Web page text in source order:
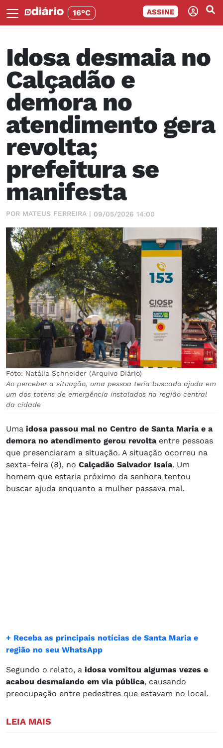
16°C ASSINE
Idosa desmaia no
Calçadão e
demora no
atendimento gera
revolta;
prefeitura se
manifesta
POR MATEUS FERREIRA | 09/05/2026 14:00
Foto: Natália Schneider (Arquivo Diário)
Ao perceber a situação, uma pessoa teria buscado ajuda em
um dos totens de emergência instalados na região central
da cidade
Uma idosa passou mal no Centro de Santa Maria e a
demora no atendimento gerou revolta entre pessoas
que presenciaram a situação. A situação ocorreu na
sexta-feira (8), no Calçadão Salvador Isaía. Um
homem que estaria próximo da senhora tentou
buscar ajuda enquanto a mulher passava mal.
+ Receba as principais notícias de Santa Maria e
região no seu WhatsApp
Segundo o relato, a idosa vomitou algumas vezes e
acabou desmaiando em via pública, causando
preocupação entre pedestres que estavam no local.
LEIA MAIS